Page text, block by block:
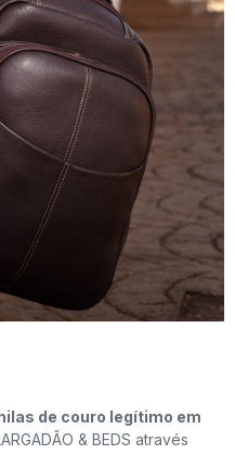
de couro legítimo em
& BEDS através